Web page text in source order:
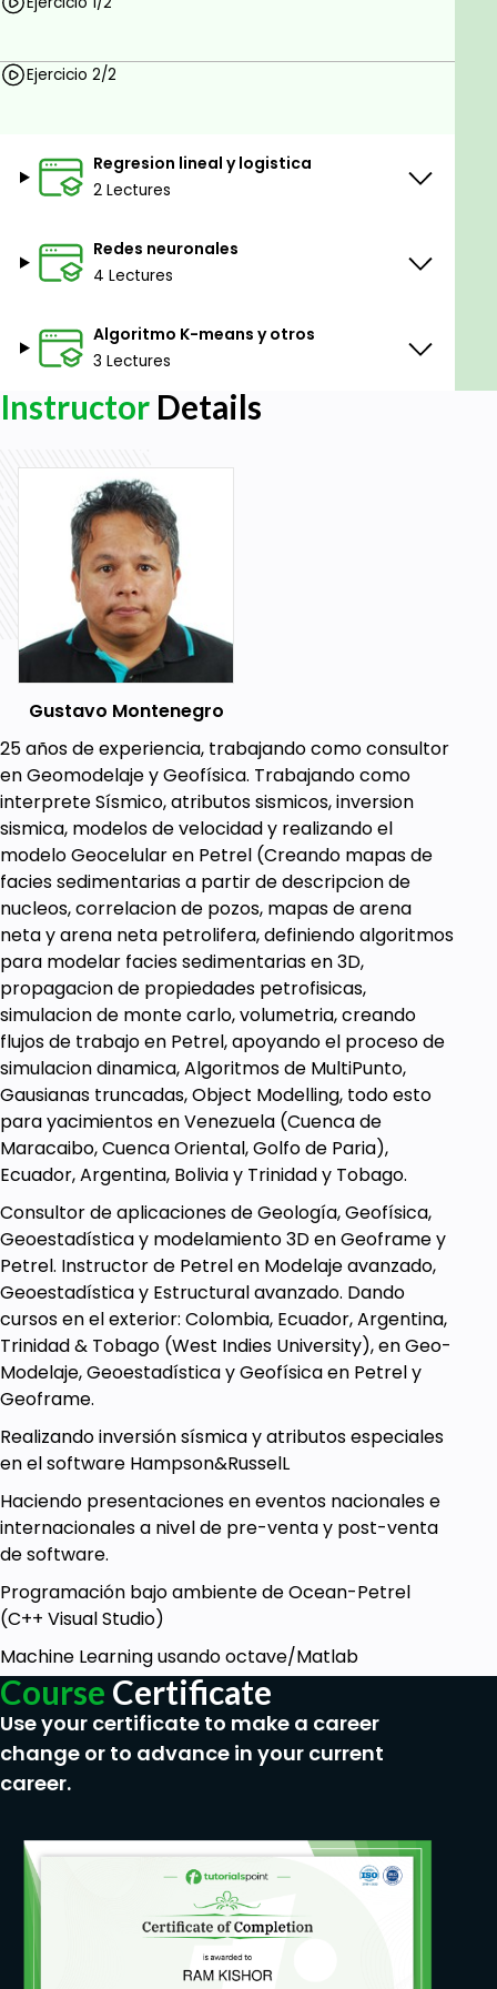
learning y su programación en un lenguaje de
Entender la raíz de estos algoritmos para que
adecuados para cada situación.
CONTENIDO
Modulo 1:
Ejercicios en Octave sobre el tema
Gradient Descent usando sobre regresión lineal con
Ejercicios en Octave sobre el tema
Modulo 2:
Gradient descent usando logistic regression
(Clasificacion supervisada)
Ejercicios en Octave sobre el tema
Modulo 3:
Redes Neurales
Ejercicios en Octave sobre el tema
Modulo 4:
Algoritmo K-means (Clasificacion No supervisada)
Ejercicios en Octave sobre el tema
Prerequisites
Este curso esta dirigido a todo personal de
Geociencias que tenga conocimientos básico sobre
programación, y que tenga interés en aprender
y su uso dentro del flujo de trabajo en un ambiente
de estudio integrado en el área de los
hidrocarburos.
Ejercicio 2/2
Regresion lineal y logistica
2 Lectures
Redes neuronales
4 Lectures
Algoritmo K-means y otros
3 Lectures
Instructor Details
Gustavo Montenegro
25 años de experiencia, trabajando como consultor
en Geomodelaje y Geofísica. Trabajando como
interprete Sísmico, atributos sismicos, inversion
sismica, modelos de velocidad y realizando el
modelo Geocelular en Petrel (Creando mapas de
facies sedimentarias a partir de descripcion de
nucleos, correlacion de pozos, mapas de arena
neta y arena neta petrolifera, definiendo algoritmos
para modelar facies sedimentarias en 3D,
propagacion de propiedades petrofisicas,
simulacion de monte carlo, volumetria, creando
flujos de trabajo en Petrel, apoyando el proceso de
simulacion dinamica, Algoritmos de MultiPunto,
Gausianas truncadas, Object Modelling, todo esto
para yacimientos en Venezuela (Cuenca de
Maracaibo, Cuenca Oriental, Golfo de Paria),
Ecuador, Argentina, Bolivia y Trinidad y Tobago.
Consultor de aplicaciones de Geología, Geofísica,
Geoestadística y modelamiento 3D en Geoframe y
Petrel. Instructor de Petrel en Modelaje avanzado,
Geoestadística y Estructural avanzado. Dando
cursos en el exterior: Colombia, Ecuador, Argentina,
Trinidad & Tobago (West Indies University), en Geo-
Modelaje, Geoestadística y Geofísica en Petrel y
Geoframe.
Realizando inversión sísmica y atributos especiales
en el software Hampson&RusselL
Haciendo presentaciones en eventos nacionales e
internacionales a nivel de pre-venta y post-venta
de software.
Programación bajo ambiente de Ocean-Petrel
(C++ Visual Studio)
Machine Learning usando octave/Matlab
Course Certificate
Use your certificate to make a career
change or to advance in your current
career.